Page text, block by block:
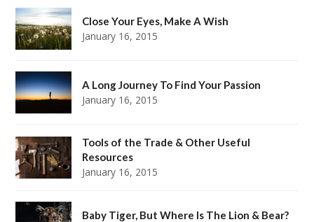
Close Your Eyes, Make A Wish
January 16, 2015
A Long Journey To Find Your Passion
January 16, 2015
Tools of the Trade & Other Useful
Resources
January 16, 2015
Baby Tiger, But Where Is The Lion & Bear?